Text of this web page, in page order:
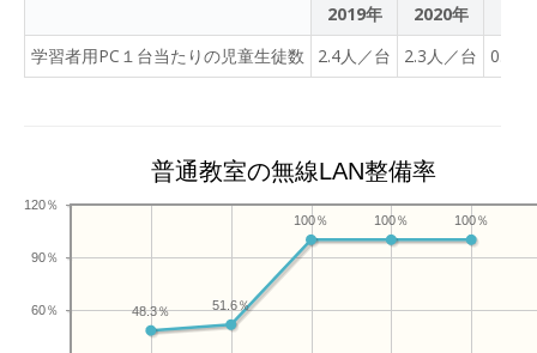
2019年 2020年
学習者用PC１台当たりの児童生徒数
2.4人／台 2.3人／台 0.8人
普通教室の無線LAN整備率
60％
90％
120％
100％
100％
100％
51.6％
48.3％